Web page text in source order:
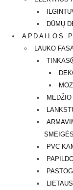
DŪMŲ
APDAILOS
LAUKO
TINKAS
PVC